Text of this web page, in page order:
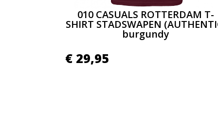
010 CASUALS ROTTERDAM T-
SHIRT STADSWAPEN
burgundy
€ 29,95